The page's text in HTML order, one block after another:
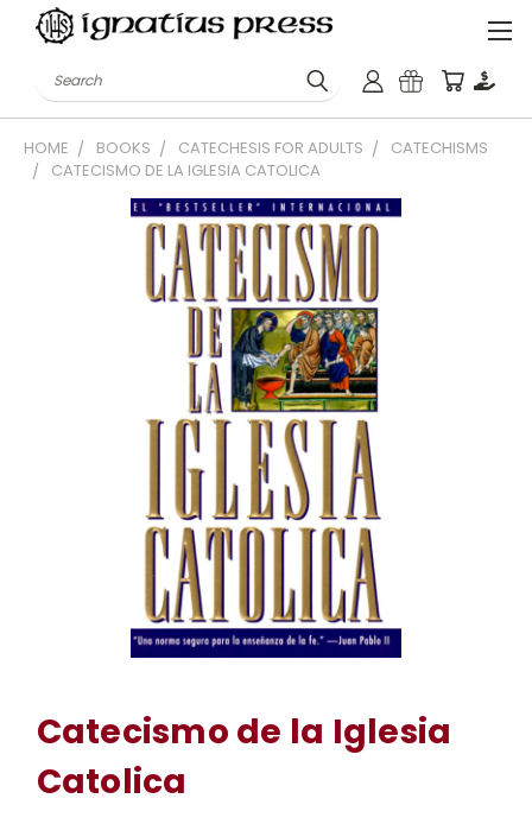
Search
HOME BOOKS CATECHESIS FOR ADULTS
CATECHISMS
CATECISMO DE LA IGLESIA CATOLICA
Catecismo de la Iglesia
Catolica